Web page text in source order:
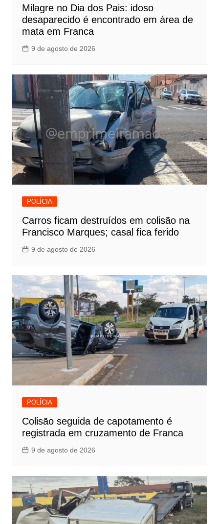
Milagre no Dia dos Pais: idoso
desaparecido é encontrado em área de
mata em Franca
9 de agosto de 2026
POLÍCIA
Carros ficam destruídos em colisão na
Francisco Marques; casal fica ferido
9 de agosto de 2026
POLÍCIA
Colisão seguida de capotamento é
registrada em cruzamento de Franca
9 de agosto de 2026